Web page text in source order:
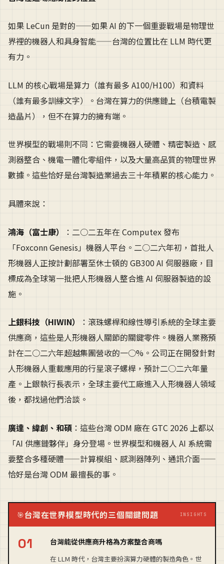
如果 LeCun 是對的——如果 AI 的下一個重要戰場是物理世
界裡的機器人和具身智能——台灣的位置比在 LLM 時代更
有力。
LLM 的核心戰場是算力（誰有最多 A100/H100）和資料
（誰有最多訓練文字）。台灣在算力的供應鏈上（台積電製
造晶片），但不在算力的擁有端。
世界模型的戰場則不同：它需要機器人硬體、精密製造、感
測器整合、機電一體化零組件，以及大量高品質的物理世界
數據。這些恰好是台灣製造業過去三十年積累的核心能力。
具體來說：
鴻海（富士康）
：二○二五年在 Computex 發布
「Foxconn Genesis」機器人平台。二○二六年初，首批人
形機器人正按計劃部署至休士頓的 GB300 AI 伺服器廠，目
標成為全球第一批把人形機器人整合進 AI 伺服器製造的設
施。
上銀科技（HIWIN）
：滾珠螺桿和線性導引系統的全球主要
供應商，這些是人形機器人關節的關鍵零件。機器人業務預
計在二○二六年超越集團營收的一○%。公司正在開發針對
人形機器人重載應用的行星滾子螺桿，預計二○二六年量
產。上銀執行長表示，全球主要代工廠進入人形機器人領域
後，都找過他們洽談。
廣達、緯創、和碩 ：這些台灣 ODM 廠在 GTC 2026 上都以
「AI 供應鏈夥伴」身分登場。世界模型和機器人 AI 系統需
要整合多種硬體——計算模組、感測器陣列、通訊介面——
恰好是台灣 ODM 最擅長的事。
🎯台灣在世界模型時代的三個關鍵問題 INSIGHTS
台灣能從供應商升格為方案整合商嗎
在 LLM 時代，台灣主要扮演算力硬體的製造角色。世